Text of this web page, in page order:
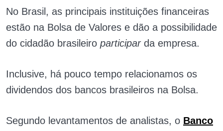
No Brasil, as principais instituições financeiras
estão na Bolsa de Valores e dão a possibilidade
do cidadão brasileiro participar da empresa.
Inclusive, há pouco tempo relacionamos os
dividendos dos bancos brasileiros na Bolsa.
Segundo levantamentos de analistas, o Banco